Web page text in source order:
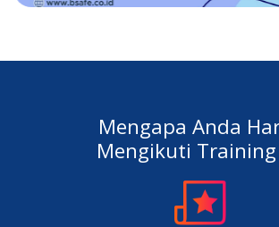
Mengapa Anda
Mengikuti